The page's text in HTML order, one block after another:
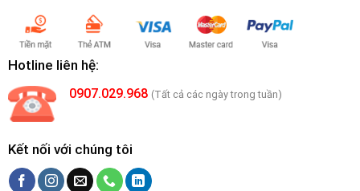
Hotline liên hệ:
0907.029.968 (Tất cả các ngày trong tuần)
Kết nối với chúng tôi